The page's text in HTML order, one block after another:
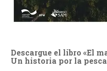
Descargue el libro «El
Un historia por la pesca